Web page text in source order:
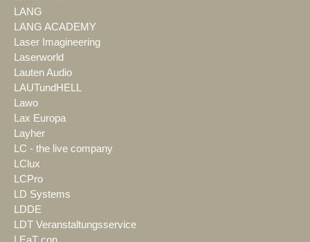
LANG
LANG ACADEMY
Laser Imagineering
Laserworld
Lauten Audio
LAUTundHELL
Lawo
Lax Europa
Layher
LC - the live company
LClux
LCPro
LD Systems
LDDE
LDT Veranstaltungsservice
LEaT con